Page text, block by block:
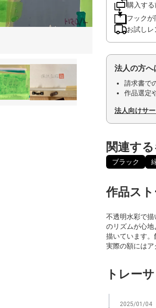
購入す
フックが
お試し
法人の方へ
請求書で
作品選定
法人向けサ
関連す
ブラック
作品ス
不透明水彩で
のリズムが心
描いています。
実際の額にはア
トレー
2025/01/04